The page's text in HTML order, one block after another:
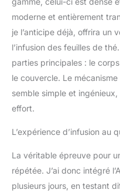
moderne et entièrement
je l’anticipe déjà, offrira un
l’infusion des feuilles de
parties principales : le
le couvercle. Le
semble simple et
effort.
L’expérience d’infusion au
La véritable épreuve pour
répétée. J’ai donc intégré
plusieurs jours, en testant